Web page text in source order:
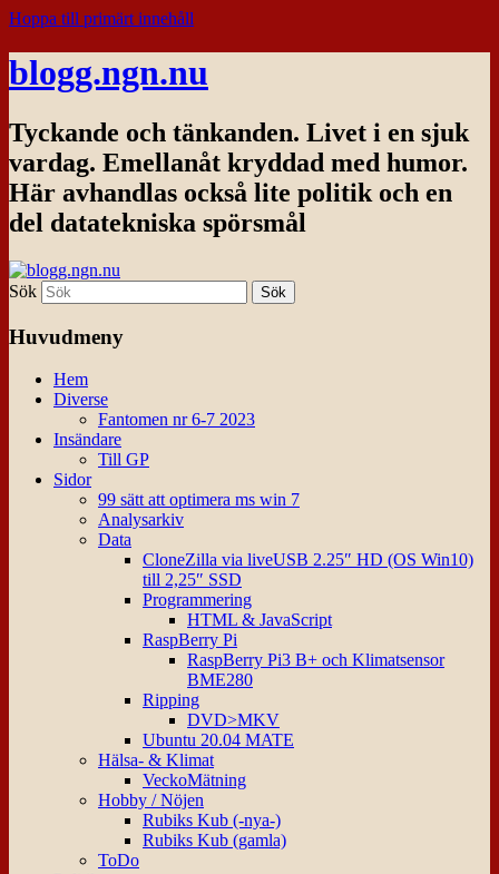
Hoppa till primärt innehåll
blogg.ngn.nu
Tyckande och tänkanden. Livet i en sjuk
vardag. Emellanåt kryddad med humor.
Här avhandlas också lite politik och en
del datatekniska spörsmål
Sök
Huvudmeny
Hem
Diverse
Fantomen nr 6-7 2023
Insändare
Till GP
Sidor
99 sätt att optimera ms win 7
Analysarkiv
Data
CloneZilla via liveUSB 2.25″ HD (OS Win10)
till 2,25″ SSD
Programmering
HTML & JavaScript
RaspBerry Pi
RaspBerry Pi3 B+ och Klimatsensor
BME280
Ripping
DVD>MKV
Ubuntu 20.04 MATE
Hälsa- & Klimat
VeckoMätning
Hobby / Nöjen
Rubiks Kub (-nya-)
Rubiks Kub (gamla)
ToDo